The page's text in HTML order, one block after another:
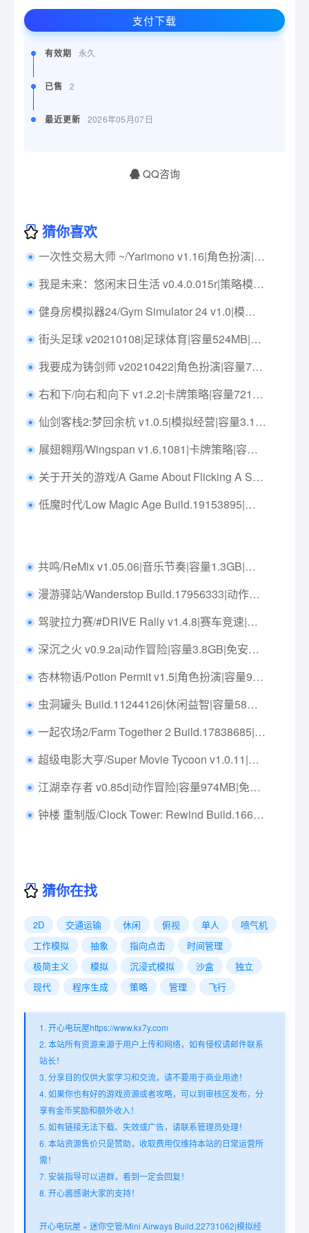
支付下载
有效期 永久
已售 2
最近更新 2026年05月07日
QQ咨询
猜你喜欢
一次性交易大师 ~/Yarimono v1.16|角色扮演|容量964MB|免安装绿色中文版|支持键盘.鼠标
我是未来：悠闲末日生活 v0.4.0.015r|策略模拟|容量1.9GB|免安装绿色中文版|支持键盘.鼠标
健身房模拟器24/Gym Simulator 24 v1.0|模拟经营|容量6.4GB|免安装绿色中文版|支持键盘.鼠标
街头足球 v20210108|足球体育|容量524MB|中文免安装|支持键盘.鼠标
我要成为铸剑师 v20210422|角色扮演|容量732MB|中文免安装|支持键盘.鼠标
右和下/向右和向下 v1.2.2|卡牌策略|容量721MB|免安装绿色中文版|支持键盘.鼠标
仙剑客栈2:梦回余杭 v1.0.5|模拟经营|容量3.1GB|免安装绿色中文版|支持键盘.鼠标
展翅翱翔/Wingspan v1.6.1081|卡牌策略|容量1.9GB|免安装绿色中文版|支持键盘.鼠标
关于开关的游戏/A Game About Flicking A Switch Build.15398309|休闲益智|容量1.7GB|免安装绿色中文版|支持键盘.鼠标
低魔时代/Low Magic Age Build.19153895|策略战棋|容量300MB|免安装绿色中文版|支持键盘.鼠标
共鸣/ReMix v1.05.06|音乐节奏|容量1.3GB|免安装绿色中文版|支持键盘.鼠标
漫游驿站/Wanderstop Build.17956333|动作冒险|容量12.7GB|免安装绿色中文版|支持键盘.鼠标.手柄
驾驶拉力赛/#DRIVE Rally v1.4.8|赛车竞速|容量2.3GB|免安装绿色中文版|支持键盘.鼠标.手柄
深沉之火 v0.9.2a|动作冒险|容量3.8GB|免安装绿色中文版|支持键盘.鼠标.手柄
杏林物语/Potion Permit v1.5|角色扮演|容量985MB|免安装绿色中文版|支持键盘.鼠标.手柄
虫洞罐头 Build.11244126|休闲益智|容量58MB|免安装绿色中文版|支持键盘.鼠标.手柄
一起农场2/Farm Together 2 Build.17838685|模拟经营|容量859MB|免安装绿色中文版|支持键盘.鼠标
超级电影大亨/Super Movie Tycoon v1.0.11|模拟经营|容量715MB|免安装绿色中文版|支持键盘.鼠标
江湖幸存者 v0.85d|动作冒险|容量974MB|免安装绿色中文版|支持键盘.鼠标
钟楼 重制版/Clock Tower: Rewind Build.16699624|恐怖冒险|容量8GB|免安装绿色中文版|支持键盘.鼠标.手柄
猜你在找
2D 交通运输 休闲 俯视 单人
喷气机
工作模拟
抽象 指向点击
时间管理
极简主义
模拟 沉浸式模拟 沙盒
独立
现代
程序生成 策略 管理 飞行
1. 开心电玩屋https://www.kx7y.com
2. 本站所有资源来源于用户上传和网络，如有侵权请邮件联系
站长！
3. 分享目的仅供大家学习和交流，请不要用于商业用途！
4. 如果你也有好的游戏资源或者攻略，可以到审核区发布，分
享有金币奖励和额外收入！
5. 如有链接无法下载、失效或广告，请联系管理员处理！
6. 本站资源售价只是赞助，收取费用仅维持本站的日常运营所
需！
7. 安装指导可以进群，看到一定会回复！
8. 开心酱感谢大家的支持！
开心电玩屋 » 迷你空管/Mini Airways Build.22731062|模拟经